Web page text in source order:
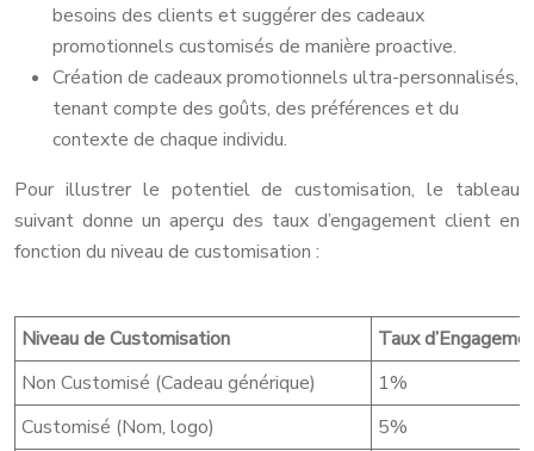
besoins des clients et suggérer des cadeaux
promotionnels customisés de manière proactive.
Création de cadeaux promotionnels ultra-personnalisés,
tenant compte des goûts, des préférences et du
contexte de chaque individu.
Pour illustrer le potentiel de customisation, le tableau
suivant donne un aperçu des taux d’engagement client en
fonction du niveau de customisation :
Niveau de Customisation
Taux
Non Customisé (Cadeau générique)
1%
Customisé (Nom, logo)
5%